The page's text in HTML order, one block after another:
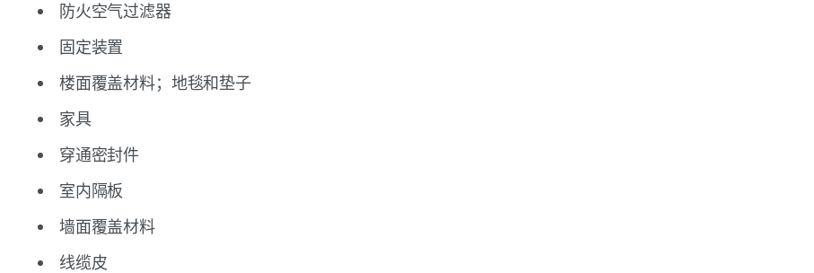
防火空气过滤器
固定装置
楼面覆盖材料；地毯和垫子
家具
穿通密封件
室内隔板
墙面覆盖材料
线缆皮